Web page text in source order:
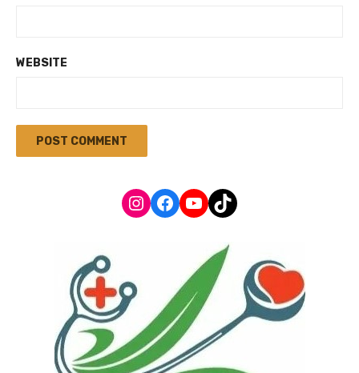
WEBSITE
Instagram
Facebook
YouTube
TikTok